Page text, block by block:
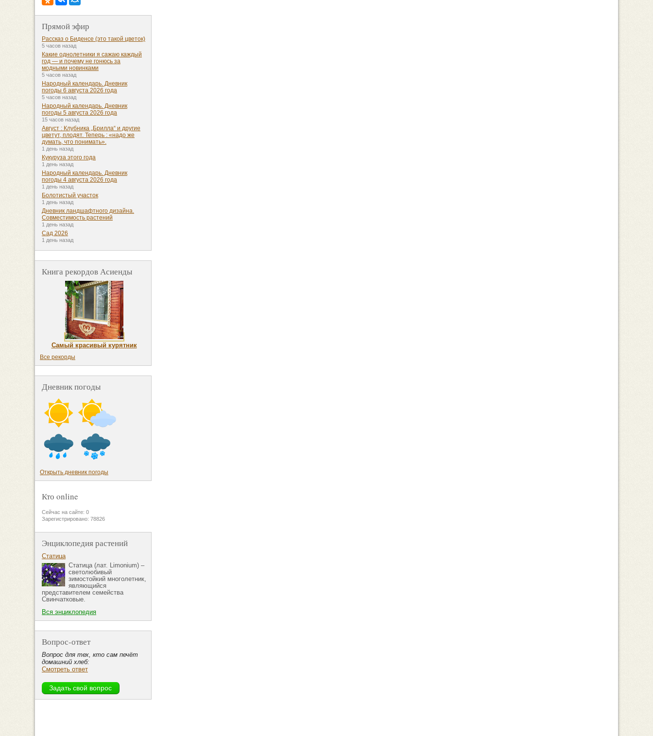
Прямой эфир
Рассказ о Биденсе (это такой цветок)
5 часов назад
Какие однолетники я сажаю каждый
год — и почему не гонюсь за
модными новинками
5 часов назад
Народный календарь. Дневник
погоды 6 августа 2026 года
5 часов назад
Народный календарь. Дневник
погоды 5 августа 2026 года
15 часов назад
Август : Клубника „Брилла“ и другие
цветут, плодят. Теперь : «надо же
думать, что понимать».
1 день назад
Кукуруза этого года
1 день назад
Народный календарь. Дневник
погоды 4 августа 2026 года
1 день назад
Болотистый участок
1 день назад
Дневник ландшафтного дизайна.
Совместимость растений
1 день назад
Сад 2026
1 день назад
Книга рекордов Асиенды
Самый красивый курятник
Все рекорды
Дневник погоды
Открыть дневник погоды
Кто online
Сейчас на сайте: 0
Зарегистрировано: 78826
Энциклопедия растений
Статица
Статица (лат. Limonium) –
светолюбивый
зимостойкий многолетник,
являющийся
представителем семейства
Свинчатковые.
Вся энциклопедия
Вопрос-ответ
Вопрос для тех, кто сам печёт
домашний хлеб:
Смотреть ответ